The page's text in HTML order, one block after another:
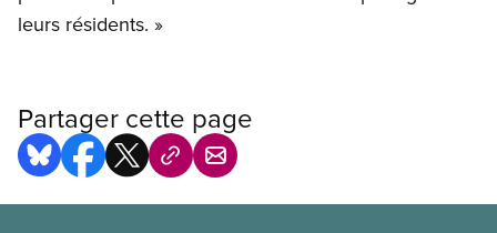
leurs résidents. »
Partager cette page